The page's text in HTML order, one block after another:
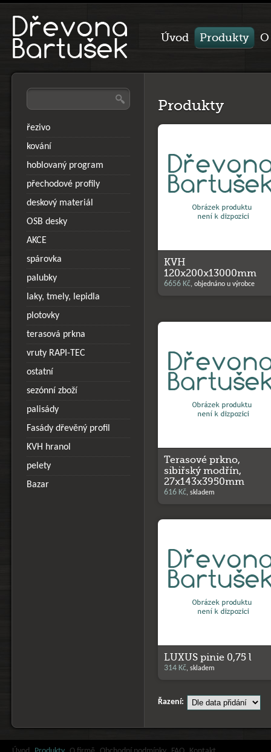
Produkty
KVH
120x200x13000mm
6656 Kč, objednáno u výrobce
Terasové prkno,
sibiřský modřín,
27x143x3950mm
616 Kč, skladem
LUXUS pinie 0,75 l
314 Kč, skladem
Řazení:
řezivo
kování
hoblovaný program
přechodové profily
deskový materiál
OSB desky
AKCE
spárovka
palubky
laky, tmely, lepidla
plotovky
terasová prkna
vruty RAPI-TEC
ostatní
sezónní zboží
palisády
Fasády dřevěný profil
KVH hranol
pelety
Bazar
Úvod Produkty